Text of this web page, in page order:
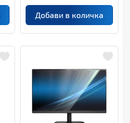
Добави в количка